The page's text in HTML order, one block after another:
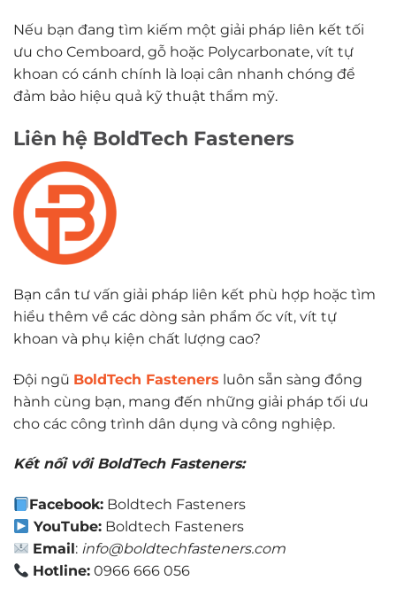
Nếu bạn đang tìm kiếm một giải pháp liên kết tối
ưu cho Cemboard, gỗ hoặc Polycarbonate, vít tự
khoan có cánh chính là loại cân nhanh chóng để
đảm bảo hiệu quả kỹ thuật thẩm mỹ.
Liên hệ BoldTech Fasteners
Bạn cần tư vấn giải pháp liên kết phù hợp hoặc tìm
hiểu thêm về các dòng sản phẩm ốc vít, vít tự
khoan và phụ kiện chất lượng cao?
Đội ngũ BoldTech Fasteners luôn sẵn sàng đồng
hành cùng bạn, mang đến những giải pháp tối ưu
cho các công trình dân dụng và công nghiệp.
Kết nối với BoldTech Fasteners:
Facebook: Boldtech Fasteners
YouTube: Boldtech Fasteners
Email: info@boldtechfasteners.com
Hotline: 0966 666 056